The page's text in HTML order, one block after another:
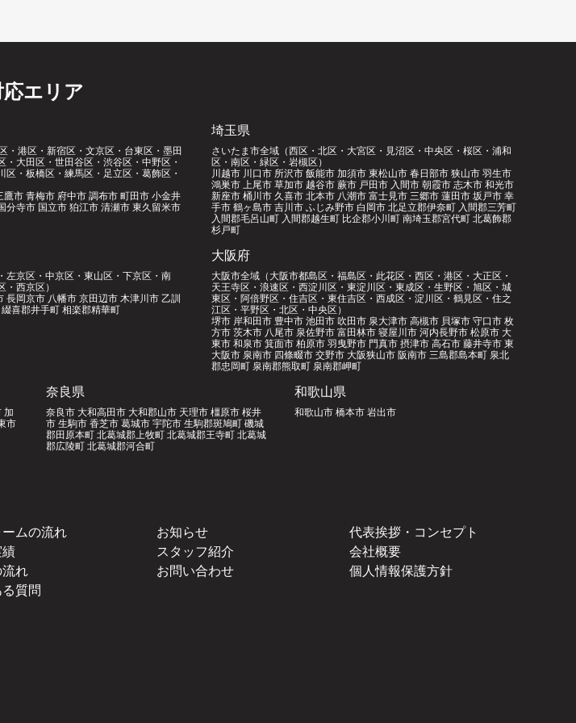
応エリア
・港区・新宿区・文京区・台東区・墨田
大田区・世田谷区・渋谷区・中野区・
・板橋区・練馬区・足立区・葛飾区・
市 青梅市 府中市 調布市 町田市 小金井
分寺市 国立市 狛江市 清瀬市 東久留米市
埼玉県
さいたま市全域（西区・北区・大宮区・見沼区・中央区・桜区・浦和
区・南区・緑区・岩槻区）
川越市 川口市 所沢市 飯能市 加須市 東松山市 春日部市 狭山市 羽生市
鴻巣市 上尾市 草加市 越谷市 蕨市 戸田市 入間市 朝霞市 志木市 和光市
新座市 桶川市 久喜市 北本市 八潮市 富士見市 三郷市 蓮田市 坂戸市 幸
手市 鶴ヶ島市 吉川市 ふじみ野市 白岡市 北足立郡伊奈町 入間郡三芳町
入間郡毛呂山町 入間郡越生町 比企郡小川町 南埼玉郡宮代町 北葛飾郡
杉戸町
左京区・中京区・東山区・下京区・南
西京区）
長岡京市 八幡市 京田辺市 木津川市 乙訓
喜郡井手町 相楽郡精華町
大阪府
大阪市全域（大阪市都島区・福島区・此花区・西区・港区・大正区・
天王寺区・浪速区・西淀川区・東淀川区・東成区・生野区・旭区・城
東区・阿倍野区・住吉区・東住吉区・西成区・淀川区・鶴見区・住之
江区・平野区・北区・中央区）
堺市 岸和田市 豊中市 池田市 吹田市 泉大津市 高槻市 貝塚市 守口市 枚
方市 茨木市 八尾市 泉佐野市 富田林市 寝屋川市 河内長野市 松原市 大
東市 和泉市 箕面市 柏原市 羽曳野市 門真市 摂津市 高石市 藤井寺市 東
大阪市 泉南市 四條畷市 交野市 大阪狭山市 阪南市 三島郡島本町 泉北
郡忠岡町 泉南郡熊取町 泉南郡岬町
加
市
奈良県
奈良市 大和高田市 大和郡山市 天理市 橿原市 桜井
市 生駒市 香芝市 葛城市 宇陀市 生駒郡斑鳩町 磯城
郡田原本町 北葛城郡上牧町 北葛城郡王寺町 北葛城
郡広陵町 北葛城郡河合町
和歌山県
和歌山市 橋本市 岩出市
ムの流れ
れ
質問
お知らせ
スタッフ紹介
お問い合わせ
代表挨拶・コンセプト
会社概要
個人情報保護方針